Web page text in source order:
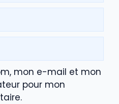
mon e-mail et mon
pour mon